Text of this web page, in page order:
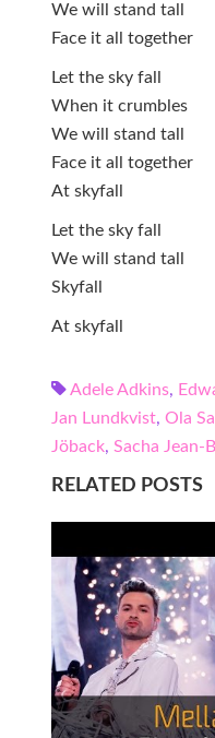
We will stand tall
Face it all together
Let the sky fall
When it crumbles
We will stand tall
Face it all together
At skyfall
Let the sky fall
We will stand tall
Skyfall
At skyfall
Adele Adkins,
Jan Lundkvist, Ola
Jöback, Sacha Jean-
RELATED POSTS